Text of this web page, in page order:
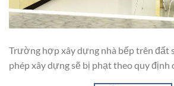
Trường hợp xây dựng nhà bếp trên đất
phép xây dựng sẽ bị phạt theo quy định